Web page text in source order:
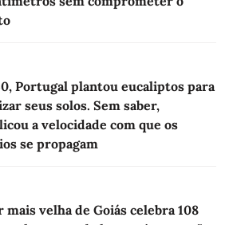
Portugal plantou eucaliptos para
seus solos. Sem saber,
a velocidade com que os
se propagam
velha de Goiás celebra 108